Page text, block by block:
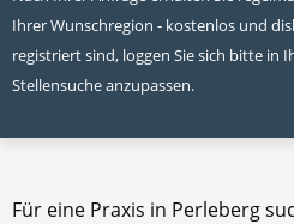
Ihrer Wunschregion - kostenlos und
registriert sind, loggen Sie sich bitte in
Stellensuche anzupassen.
Für eine Praxis in Perleberg